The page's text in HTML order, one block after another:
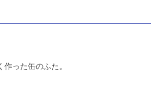
った缶のふた。